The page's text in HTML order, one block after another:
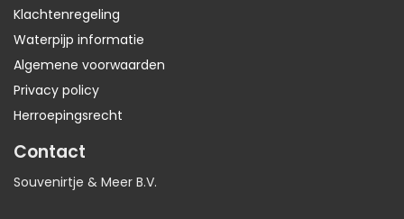
Klachtenregeling
Waterpijp informatie
Algemene voorwaarden
Privacy policy
Herroepingsrecht
Contact
Souvenirtje & Meer B.V.